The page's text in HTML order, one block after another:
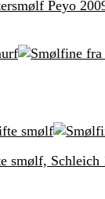
Peyo
smølf, Schleich